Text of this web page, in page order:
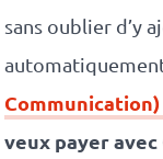
sans oublier d’y
Communication)
veux payer